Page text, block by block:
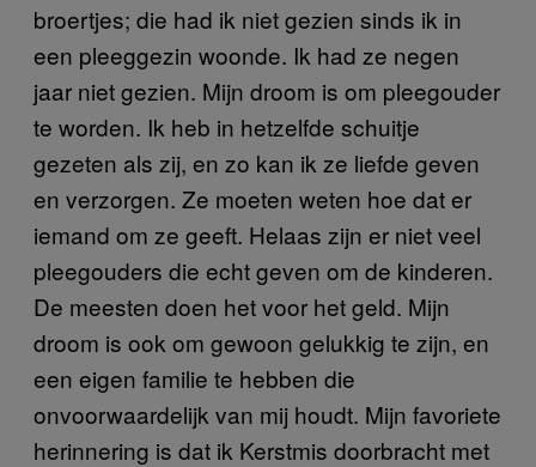
broertjes; die had ik niet gezien sinds ik in
een pleeggezin woonde. Ik had ze negen
jaar niet gezien. Mijn droom is om pleegouder
te worden. Ik heb in hetzelfde schuitje
gezeten als zij, en zo kan ik ze liefde geven
en verzorgen. Ze moeten weten hoe dat er
iemand om ze geeft. Helaas zijn er niet veel
pleegouders die echt geven om de kinderen.
De meesten doen het voor het geld. Mijn
droom is ook om gewoon gelukkig te zijn, en
een eigen familie te hebben die
onvoorwaardelijk van mij houdt. Mijn favoriete
herinnering is dat ik Kerstmis doorbracht met